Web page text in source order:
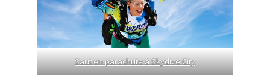
Saut en parachute à Skydive City